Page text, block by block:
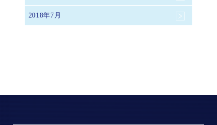
2018年7月